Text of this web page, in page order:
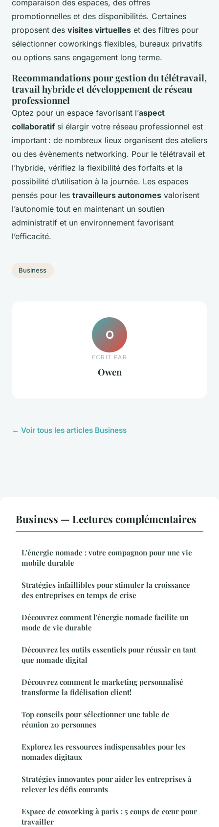
comparaison des espaces, des offres
promotionnelles et des disponibilités. Certaines
proposent des visites virtuelles et des filtres pour
sélectionner coworkings flexibles, bureaux privatifs
ou options sans engagement long terme.
Recommandations pour gestion du télétravail,
travail hybride et développement de réseau
professionnel
Optez pour un espace favorisant l’aspect
collaboratif si élargir votre réseau professionnel est
important : de nombreux lieux organisent des ateliers
ou des évènements networking. Pour le télétravail et
l’hybride, vérifiez la flexibilité des forfaits et la
possibilité d’utilisation à la journée. Les espaces
pensés pour les travailleurs autonomes valorisent
l’autonomie tout en maintenant un soutien
administratif et un environnement favorisant
l’efficacité.
Business
O
ECRIT PAR
Owen
← Voir tous les articles Business
Business — Lectures complémentaires
L'énergie nomade : votre compagnon pour une vie
mobile durable
Stratégies infaillibles pour stimuler la croissance
des entreprises en temps de crise
Découvrez comment l'énergie nomade facilite un
mode de vie durable
Découvrez les outils essentiels pour réussir en tant
que nomade digital
Découvrez comment le marketing personnalisé
transforme la fidélisation client!
Top conseils pour sélectionner une table de
réunion 20 personnes
Explorez les ressources indispensables pour les
nomades digitaux
Stratégies innovantes pour aider les entreprises à
relever les défis courants
Espace de coworking à paris : 5 coups de cœur pour
travailler